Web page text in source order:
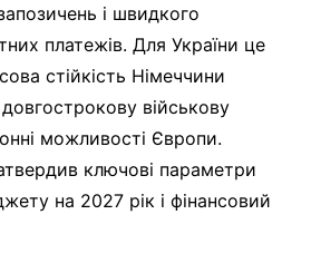
і швидкого
платежів. Для України це
стійкість Німеччини
військову
можливості Європи.
ключові параметри
на 2027 рік і фінансовий